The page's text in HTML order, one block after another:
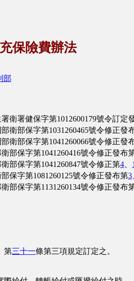
保險費辦法
部
衛署健保字第1012600179號令訂
衛部保字第1031260465號令修正發
衛部保字第1041260066號令修正發
部保字第1041260416號令修正發布
部保字第1041260847號令修正第4
保字第1081260125號令修正發布第3
部保字第1131260134號令修正發布
第三十一條第三項規定訂定之。